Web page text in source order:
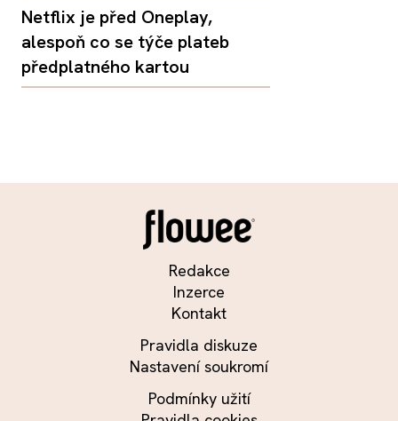
Netflix je před Oneplay,
alespoň co se týče plateb
předplatného kartou
Redakce
Inzerce
Kontakt
Pravidla diskuze
Nastavení soukromí
Podmínky užití